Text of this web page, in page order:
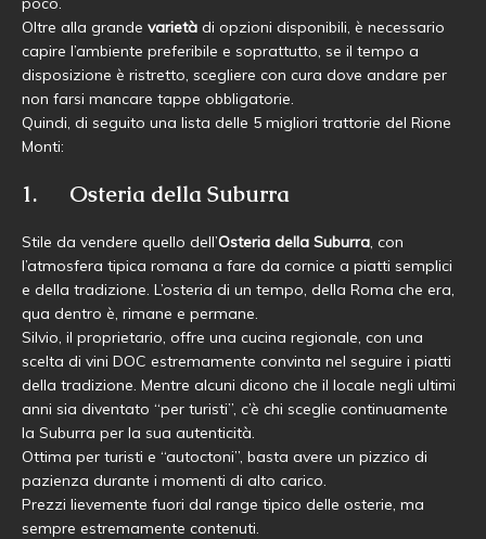
Oltre alla grande varietà di opzioni disponibili, è necessario
capire l’ambiente preferibile e soprattutto, se il tempo a
disposizione è ristretto, scegliere con cura dove andare per
non farsi mancare tappe obbligatorie.
Quindi, di seguito una lista delle 5 migliori trattorie del Rione
Monti:
1. Osteria della Suburra
Stile da vendere quello dell’Osteria della Suburra, con
l’atmosfera tipica romana a fare da cornice a piatti semplici
e della tradizione. L’osteria di un tempo, della Roma che era,
qua dentro è, rimane e permane.
Silvio, il proprietario, offre una cucina regionale, con una
scelta di vini DOC estremamente convinta nel seguire i piatti
della tradizione. Mentre alcuni dicono che il locale negli ultimi
anni sia diventato “per turisti”, c’è chi sceglie continuamente
la Suburra per la sua autenticità.
Ottima per turisti e “autoctoni”, basta avere un pizzico di
pazienza durante i momenti di alto carico.
Prezzi lievemente fuori dal range tipico delle osterie, ma
sempre estremamente contenuti.